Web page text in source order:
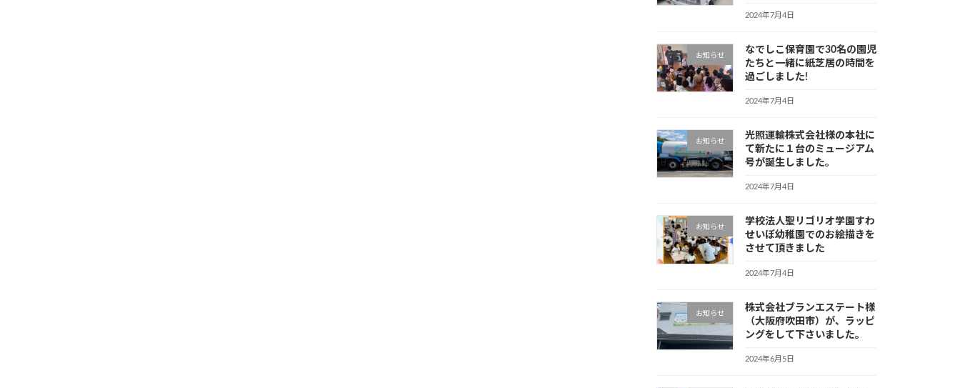
2024年7月4日
お知らせ
なでしこ保育園で30名の園児
たちと一緒に紙芝居の時間を
過ごしました!
2024年7月4日
お知らせ
光照運輸株式会社様の本社に
て新たに１台のミュージアム
号が誕生しました。
2024年7月4日
お知らせ
学校法人聖リゴリオ学園すわ
せいぼ幼稚園でのお絵描きを
させて頂きました
2024年7月4日
お知らせ
株式会社ブランエステート様
（大阪府吹田市）が、ラッピ
ングをして下さいました。
2024年6月5日